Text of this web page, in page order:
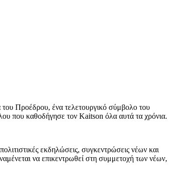
του Προέδρου, ένα τελετουργικό σύμβολο του
που καθοδήγησε τον Kaitson όλα αυτά τα χρόνια.
εκδηλώσεις, συγκεντρώσεις νέων και
να επικεντρωθεί στη συμμετοχή των νέων,